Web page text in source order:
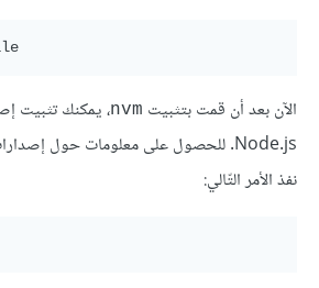
الآن بعد أن قمت بتثبيت nvm، يمكنك تثبيت
نفذ الأمر التّالي: